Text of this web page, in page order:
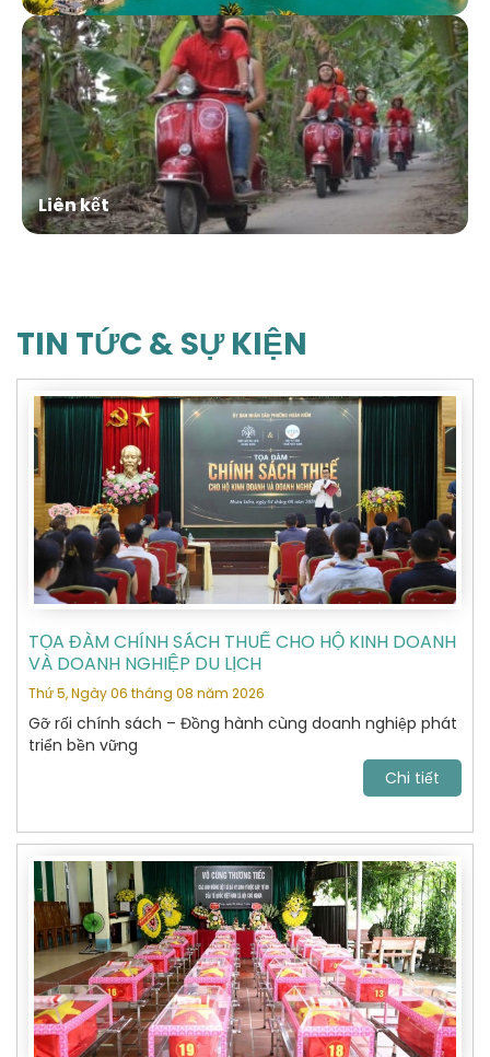
Liên kết
TIN TỨC & SỰ KIỆN
TỌA ĐÀM CHÍNH SÁCH THUẾ CHO HỘ KINH DOANH
VÀ DOANH NGHIỆP DU LỊCH
Thứ 5, Ngày 06 tháng 08 năm 2026
Gỡ rối chính sách – Đồng hành cùng doanh nghiệp phát
triển bền vững
Chi tiết